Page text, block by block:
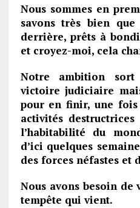
Nous sommes en
savons très bien
derrière, prêts à
et croyez-moi, cela
Notre ambition
victoire judiciaire
pour en finir, une fois
activités
l’habitabilité du
d’ici quelques
des forces néfastes et
Nous avons besoin
tempête qui vient.